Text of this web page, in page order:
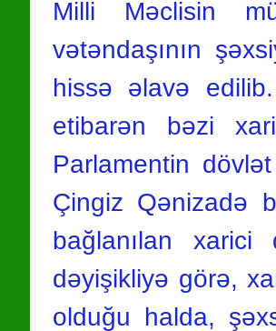
Milli Məclisin
vətəndaşının
hissə əlavə
etibarən bəzi
Parlamentin
Çingiz Qənizadə
bağlanılan
dəyişikliyə görə,
olduğu halda,